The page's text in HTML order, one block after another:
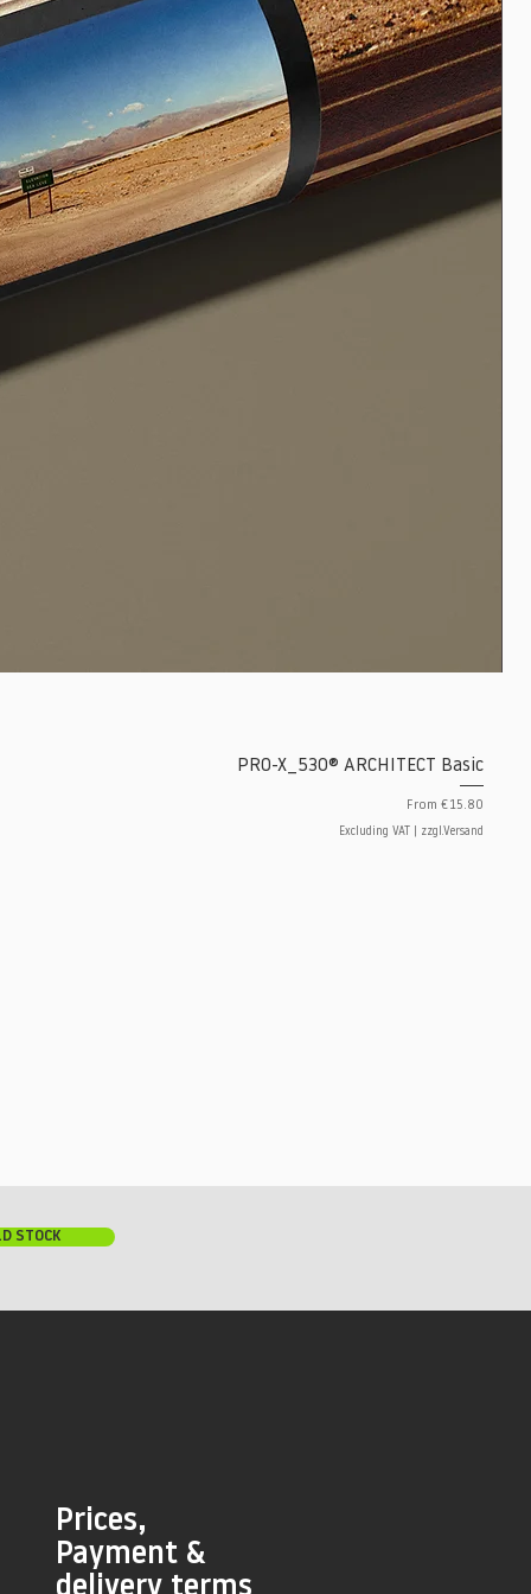
PRO-X_530® ARCHITECT Basic
From €15.80
Sale Price
Excluding VAT zzgl.Versand
Prices,
Payment &
STOCK